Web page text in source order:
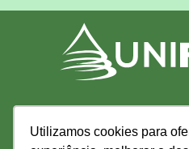
Utilizamos cookies para
Utilizamos cookies para